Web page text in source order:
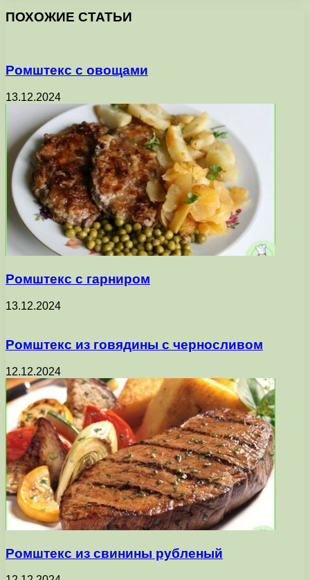
ПОХОЖИЕ СТАТЬИ
Ромштекс с овощами
13.12.2024
Ромштекс с гарниром
13.12.2024
Ромштекс из говядины с черносливом
12.12.2024
Ромштекс из свинины рубленый